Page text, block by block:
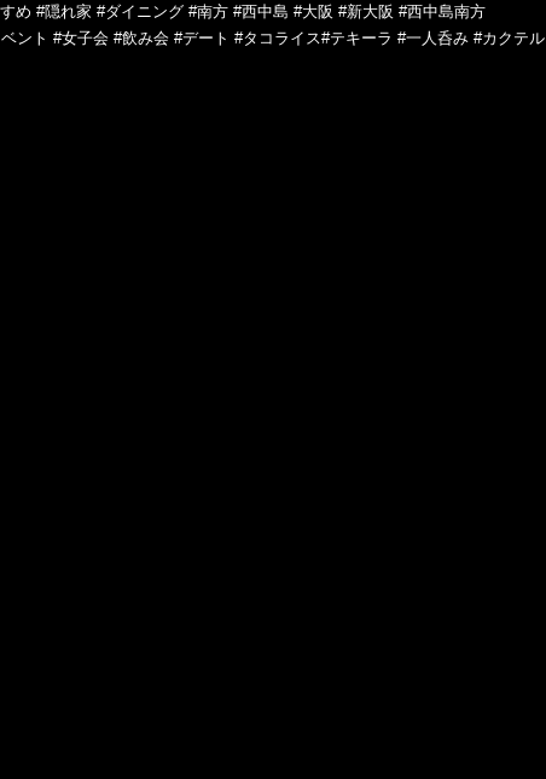
め #隠れ家 #ダイニング #南方 #西中島 #大阪 #新大阪 #西中島南方
ント #女子会 #飲み会 #デート #タコライス#テキーラ #一人呑み #カクテル